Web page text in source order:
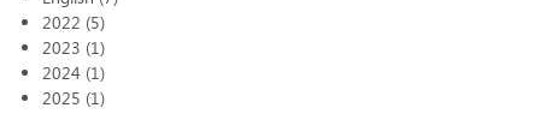
2022 (5)
2023 (1)
2024 (1)
2025 (1)